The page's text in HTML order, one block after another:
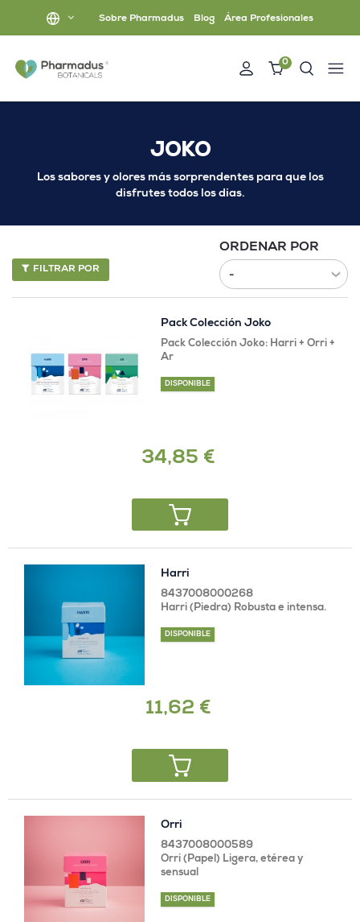
Sobre Pharmadus Blog Área Profesionales
0
JOKO
Los sabores y olores más sorprendentes para que los
disfrutes todos los días.
ORDENAR POR
FILTRAR POR
Pack Colección Joko
Pack Colección Joko: Harri + Orri +
Ar
DISPONIBLE
34,85 €
Harri
8437008000268
Harri (Piedra) Robusta e intensa.
DISPONIBLE
11,62 €
Orri
8437008000589
Orri (Papel) Ligera, etérea y
sensual
DISPONIBLE